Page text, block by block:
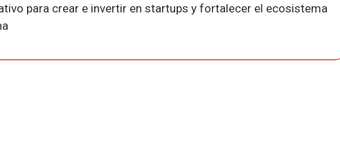
para crear e invertir en startups y fortalecer el ecosistema